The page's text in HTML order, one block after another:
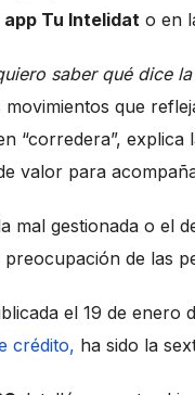
app Tu Intelidat o en
saber qué dice la
movimientos que
“corredera”, explica
valor para
mal gestionada o el
preocupación de las
el 19 de enero
crédito, ha sido la